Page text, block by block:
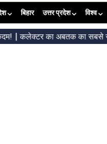
बिहार उत्तर प्रदेश विश्व